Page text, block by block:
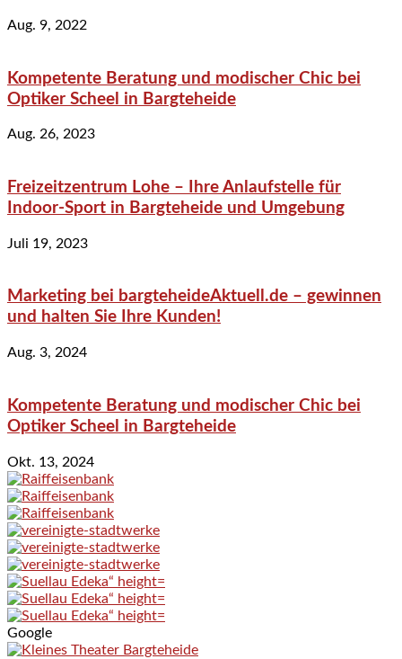
Aug. 9, 2022
Kompetente Beratung und modischer Chic bei
Optiker Scheel in Bargteheide
Aug. 26, 2023
Freizeitzentrum Lohe – Ihre Anlaufstelle für
Indoor-Sport in Bargteheide und Umgebung
Juli 19, 2023
Marketing bei bargteheideAktuell.de – gewinnen
und halten Sie Ihre Kunden!
Aug. 3, 2024
Kompetente Beratung und modischer Chic bei
Optiker Scheel in Bargteheide
Okt. 13, 2024
Google